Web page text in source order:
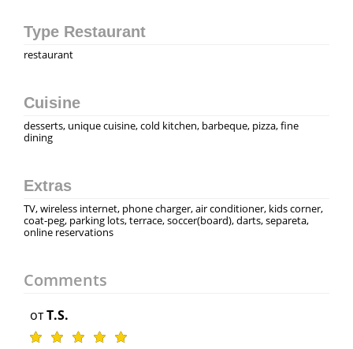
Type Restaurant
restaurant
Cuisine
desserts, unique cuisine, cold kitchen, barbeque, pizza, fine
dining
Extras
TV, wireless internet, phone charger, air conditioner, kids corner,
coat-peg, parking lots, terrace, soccer(board), darts, separeta,
online reservations
Comments
отT.S.